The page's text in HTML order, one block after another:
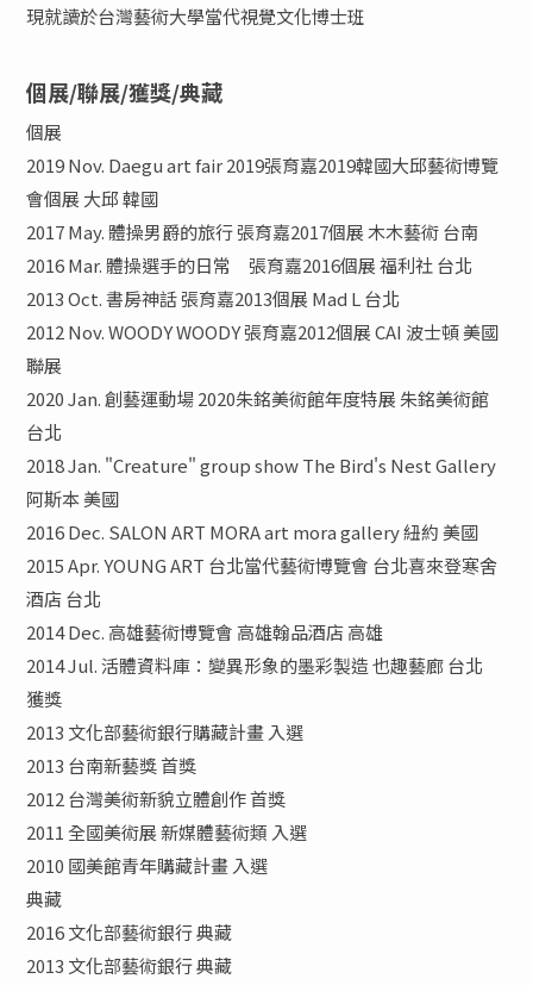
現就讀於台灣藝術大學當代視覺文化博士班
個展/聯展/獲獎/典藏
個展
2019 Nov. Daegu art fair 2019張育嘉2019韓國大邱藝術博覽
會個展 大邱 韓國
2017 May. 體操男爵的旅行 張育嘉2017個展 木木藝術 台南
2016 Mar. 體操選手的日常 張育嘉2016個展 福利社 台北
2013 Oct. 書房神話 張育嘉2013個展 Mad L 台北
2012 Nov. WOODY WOODY 張育嘉2012個展 CAI 波士頓 美國
聯展
2020 Jan. 創藝運動場 2020朱銘美術館年度特展 朱銘美術館
台北
2018 Jan. "Creature" group show The Bird's Nest Gallery
阿斯本 美國
2016 Dec. SALON ART MORA art mora gallery 紐約 美國
2015 Apr. YOUNG ART 台北當代藝術博覽會 台北喜來登寒舍
酒店 台北
2014 Dec. 高雄藝術博覽會 高雄翰品酒店 高雄
2014 Jul. 活體資料庫：變異形象的墨彩製造 也趣藝廊 台北
獲獎
2013 文化部藝術銀行購藏計畫 入選
2013 台南新藝獎 首獎
2012 台灣美術新貌立體創作 首獎
2011 全國美術展 新媒體藝術類 入選
2010 國美館青年購藏計畫 入選
典藏
2016 文化部藝術銀行 典藏
2013 文化部藝術銀行 典藏